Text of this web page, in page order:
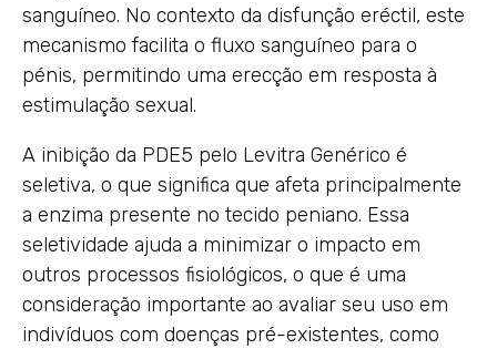
sanguíneo. No contexto da disfunção eréctil, este
mecanismo facilita o fluxo sanguíneo para o
pénis, permitindo uma erecção em resposta à
estimulação sexual.
A inibição da PDE5 pelo Levitra Genérico é
seletiva, o que significa que afeta principalmente
a enzima presente no tecido peniano. Essa
seletividade ajuda a minimizar o impacto em
outros processos fisiológicos, o que é uma
consideração importante ao avaliar seu uso em
indivíduos com doenças pré-existentes, como